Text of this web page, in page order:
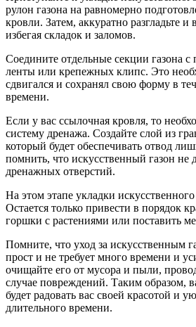
рулон газона на равномерно
кровли. Затем, аккуратно разгладьте и
избегая складок и заломов.
Соедините отдельные секции газона
ленты или крепежных клипс. Это
сдвигался и сохранял свою форму в
времени.
Если у вас ссылочная кровля, то
систему дренажа. Создайте слой из
который будет обеспечивать отвод
помнить, что искусственный газон не
дренажных отверстий.
На этом этапе укладки искусственного
Остается только привести в порядок
горшки с растениями или поставить
Помните, что уход за искусственным
прост и не требует много времени и
очищайте его от мусора и пыли,
случае повреждений. Таким образом,
будет радовать вас своей красотой и
длительного времени.